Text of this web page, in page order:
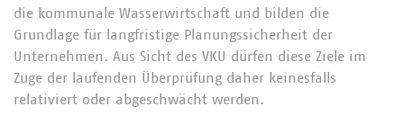
die kommunale Wasserwirtschaft und bilden die
Grundlage für langfristige Planungssicherheit der
Unternehmen. Aus Sicht des VKU dürfen diese Ziele im
Zuge der laufenden Überprüfung daher keinesfalls
relativiert oder abgeschwächt werden.